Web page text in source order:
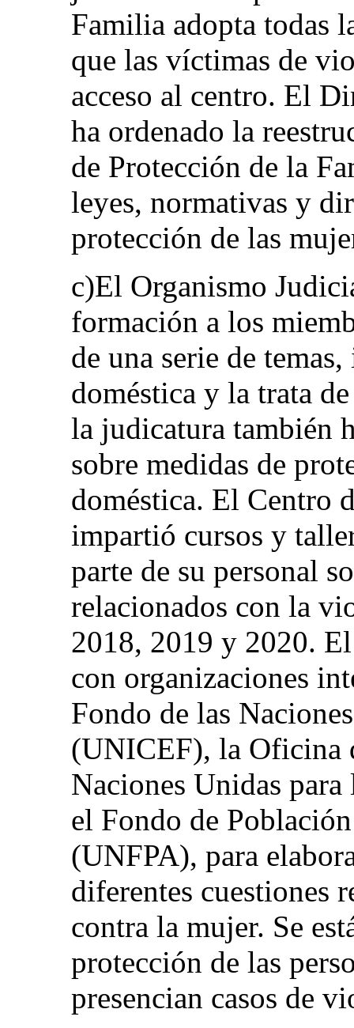
Familia adopta todas
que las víctimas de
acceso al centro. El
ha ordenado la
de Protección de la
leyes, normativas y
protección de las
c)El Organismo
formación a los
de una serie de
doméstica y la trata
la judicatura también
sobre medidas de
doméstica. El Centro
impartió cursos y
parte de su personal
relacionados con la
2018, 2019 y 2020.
con organizaciones
Fondo de las
(UNICEF), la Oficina
Naciones Unidas
el Fondo de
(UNFPA), para
diferentes cuestiones
contra la mujer. Se
protección de las
presencian casos de